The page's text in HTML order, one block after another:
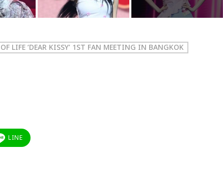
LIFE ‘DEAR KISSY’ 1ST FAN MEETING IN BANGKOK
LINE